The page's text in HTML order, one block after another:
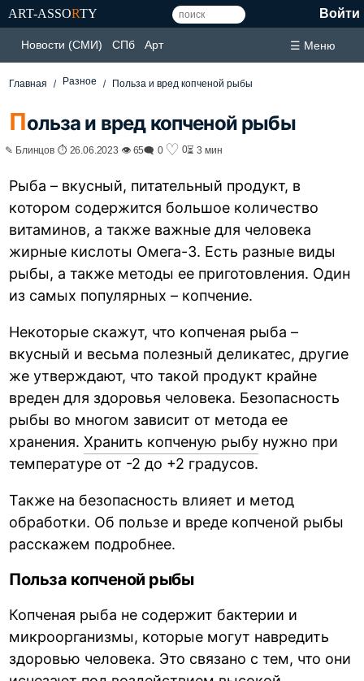
ART-ASSORTY Войти
Новости (СМИ) СПб Арт ☰ Меню
Главная Разное Польза и вред копченой рыбы
Польза и вред копченой рыбы
✎ Блинцов ⏱ 26.06.2023 👁 65🗨 0 ♡ 0⏳ 3 мин
Рыба – вкусный, питательный продукт, в
котором содержится большое количество
витаминов, а также важные для человека
жирные кислоты Омега-3. Есть разные виды
рыбы, а также методы ее приготовления. Один
из самых популярных – копчение.
Некоторые скажут, что копченая рыба –
вкусный и весьма полезный деликатес, другие
же утверждают, что такой продукт крайне
вреден для здоровья человека. Безопасность
рыбы во многом зависит от метода ее
хранения.Хранить копченую рыбу нужно при
температуре от -2 до +2 градусов.
Также на безопасность влияет и метод
обработки. Об пользе и вреде копченой рыбы
расскажем подробнее.
Польза копченой рыбы
Копченая рыба не содержит бактерии и
микроорганизмы, которые могут навредить
здоровью человека. Это связано с тем, что они